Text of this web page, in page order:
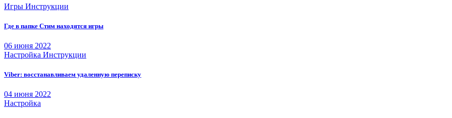
Игры Инструкции
Где в папке Стим находятся игры
06 июня 2022
Настройка Инструкции
Viber: восстанавливаем удаленную переписку
04 июня 2022
Настройка